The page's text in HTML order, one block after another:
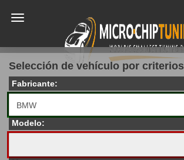
Selección de vehículo por criterios
Fabricante:
Modelo: